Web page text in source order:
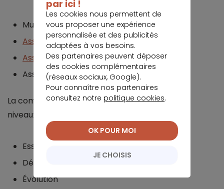
Mutuelle santé
Assurance décès
Assurance obsèques
Assurance accidents de la vie courante
La complémentaire santé propose différents
niveaux de protection :
Essentielle
Découverte
Évolution
par ici !
Les cookies nous permettent de
vous proposer une expérience
personnalisée et des publicités
adaptées à vos besoins.
Des partenaires peuvent déposer
des cookies complémentaires
(réseaux sociaux, Google).
Pour connaître nos partenaires
consultez notre politique cookies.
JE CHOISIS
OK POUR MOI